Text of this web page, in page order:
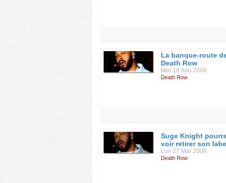
La banque-route
Death Row
Mer 16 Aou 2006
Death Row
Suge Knight
voir retirer son
Lun 27 Mar 2006
Death Row